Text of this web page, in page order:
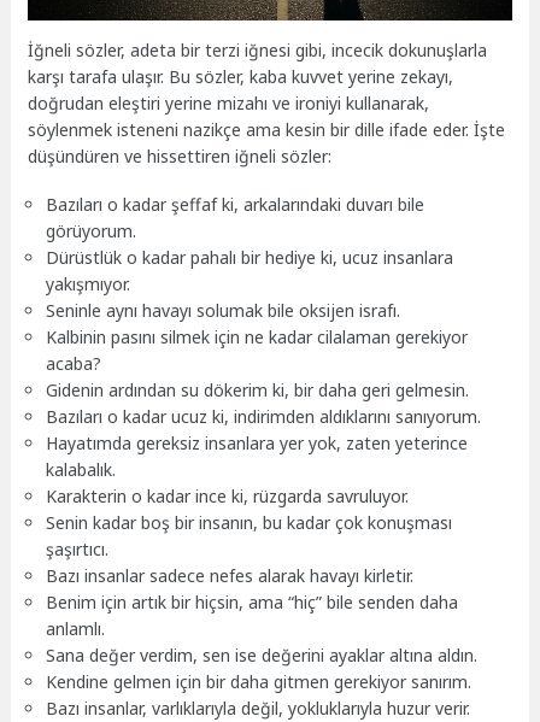
İğneli sözler, adeta bir terzi iğnesi gibi, incecik dokunuşlarla
karşı tarafa ulaşır. Bu sözler, kaba kuvvet yerine zekayı,
doğrudan eleştiri yerine mizahı ve ironiyi kullanarak,
söylenmek isteneni nazikçe ama kesin bir dille ifade eder. İşte
düşündüren ve hissettiren iğneli sözler:
Bazıları o kadar şeffaf ki, arkalarındaki duvarı bile
görüyorum.
Dürüstlük o kadar pahalı bir hediye ki, ucuz insanlara
yakışmıyor.
Seninle aynı havayı solumak bile oksijen israfı.
Kalbinin pasını silmek için ne kadar cilalaman gerekiyor
acaba?
Gidenin ardından su dökerim ki, bir daha geri gelmesin.
Bazıları o kadar ucuz ki, indirimden aldıklarını sanıyorum.
Hayatımda gereksiz insanlara yer yok, zaten yeterince
kalabalık.
Karakterin o kadar ince ki, rüzgarda savruluyor.
Senin kadar boş bir insanın, bu kadar çok konuşması
şaşırtıcı.
Bazı insanlar sadece nefes alarak havayı kirletir.
Benim için artık bir hiçsin, ama “hiç” bile senden daha
anlamlı.
Sana değer verdim, sen ise değerini ayaklar altına aldın.
Kendine gelmen için bir daha gitmen gerekiyor sanırım.
Bazı insanlar, varlıklarıyla değil, yokluklarıyla huzur verir.